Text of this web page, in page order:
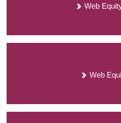
Web
Web